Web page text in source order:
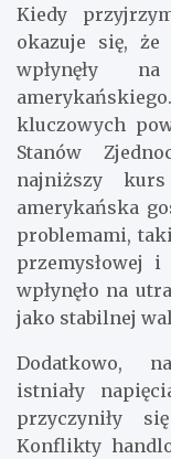
Kiedy
okazuje się,
wpłynęły
kluczowych
Stanów
najniższy kurs
amerykańska
problemami,
przemysłowej
wpłynęło na
jako stabilnej
Dodatkowo,
istniały
przyczyniły
Konflikty